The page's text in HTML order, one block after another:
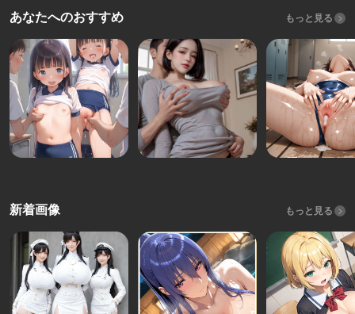
あなたへのおすすめ もっと見る
新着画像 もっと見る